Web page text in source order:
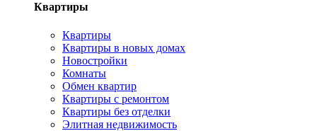
Квартиры
Квартиры
Квартиры в новых домах
Новостройки
Комнаты
Обмен квартир
Квартиры с ремонтом
Квартиры без отделки
Элитная недвижимость